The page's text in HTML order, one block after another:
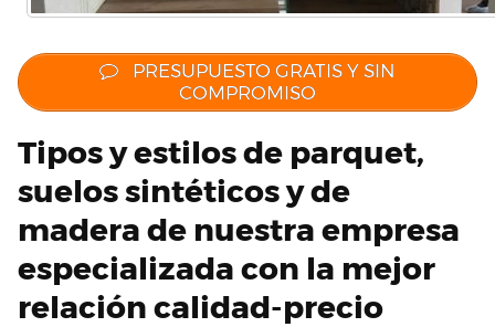
PRESUPUESTO GRATIS Y SIN
COMPROMISO
Tipos y estilos de parquet,
suelos sintéticos y de
madera de nuestra empresa
especializada con la mejor
relación calidad-precio